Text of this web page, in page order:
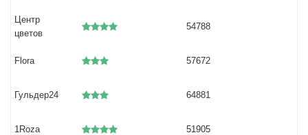
Центр
цветов
54788
Flora 57672
Гульдер24 64881
1Roza 51905